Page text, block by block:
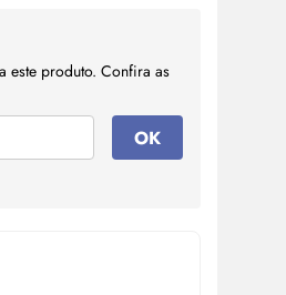
este produto. Confira as
OK